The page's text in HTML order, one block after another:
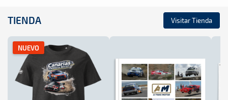
TIENDA Visitar Tienda
NUEVO